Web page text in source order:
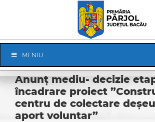
Navigation
MENIU
Anunț mediu- decizie
încadrare proiect
centru de colectare
aport voluntar”